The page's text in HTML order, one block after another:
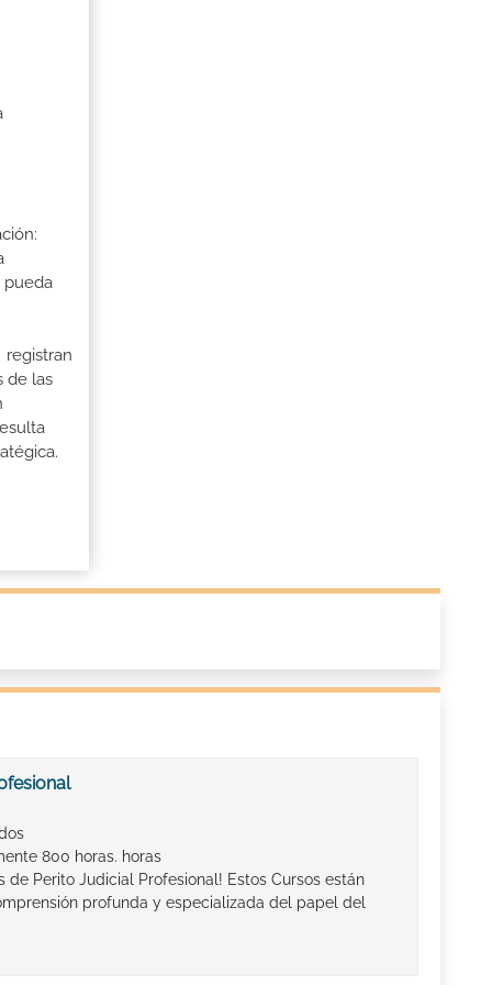
pueda
registran
de las
800 horas. horas
de Perito Judicial Profesional! Estos Cursos están
profunda y especializada del papel del